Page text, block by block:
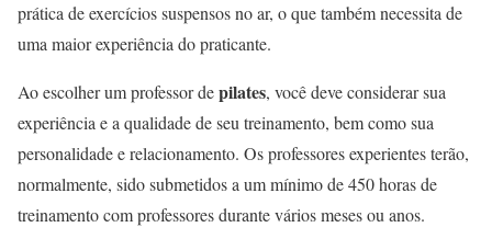
prática de exercícios suspensos no ar, o que também necessita de
uma maior experiência do praticante.
Ao escolher um professor depilates, você deve considerar sua
experiência e a qualidade de seu treinamento, bem como sua
personalidade e relacionamento. Os professores experientes terão,
normalmente, sido submetidos a um mínimo de 450 horas de
treinamento com professores durante vários meses ou anos.